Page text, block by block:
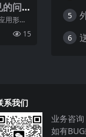
的问
用形
场上崭
序具 15
5
6
系我们
业务咨询
如有